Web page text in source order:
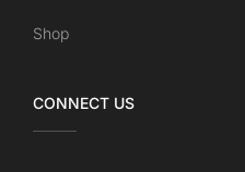
Shop
CONNECT US